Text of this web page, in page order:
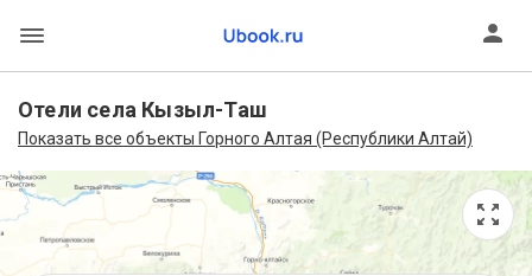
Отели села Кызыл-Таш
Показать все объекты Горного Алтая (Республики Алтай)